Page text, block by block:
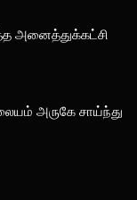
அனைத்துக்கட்சி
அருகே சாய்ந்து